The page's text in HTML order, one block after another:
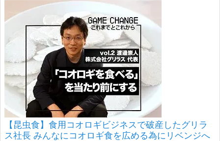
【昆虫食】食用コオロギビジネスで破産したグリラ
ス社長 みんなにコオロギ食を広める為にリベンジへ